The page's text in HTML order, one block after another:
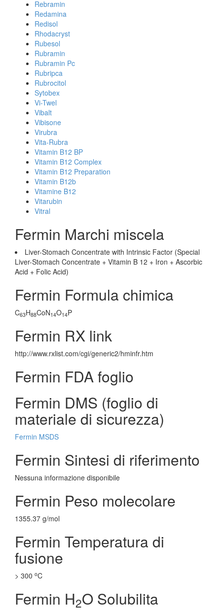
Rebramin
Redamina
Redisol
Rhodacryst
Rubesol
Rubramin
Rubramin Pc
Rubripca
Rubrocitol
Sytobex
Vi-Twel
Vibalt
Vibisone
Virubra
Vita-Rubra
Vitamin B12 BP
Vitamin B12 Complex
Vitamin B12 Preparation
Vitamin B12b
Vitamine B12
Vitarubin
Vitral
Fermin Marchi miscela
Liver-Stomach Concentrate with Intrinsic Factor (Special
Liver-Stomach Concentrate + Vitamin B 12 + Iron + Ascorbic
Acid + Folic Acid)
Fermin Formula chimica
C63H88CoN14O14P
Fermin RX link
http://www.rxlist.com/cgi/generic2/hminfr.htm
Fermin FDA foglio
Fermin DMS (foglio di
materiale di sicurezza)
Fermin MSDS
Fermin Sintesi di riferimento
Nessuna informazione disponibile
Fermin Peso molecolare
1355.37 g/mol
Fermin Temperatura di
fusione
> 300 oC
Fermin H2O Solubilita